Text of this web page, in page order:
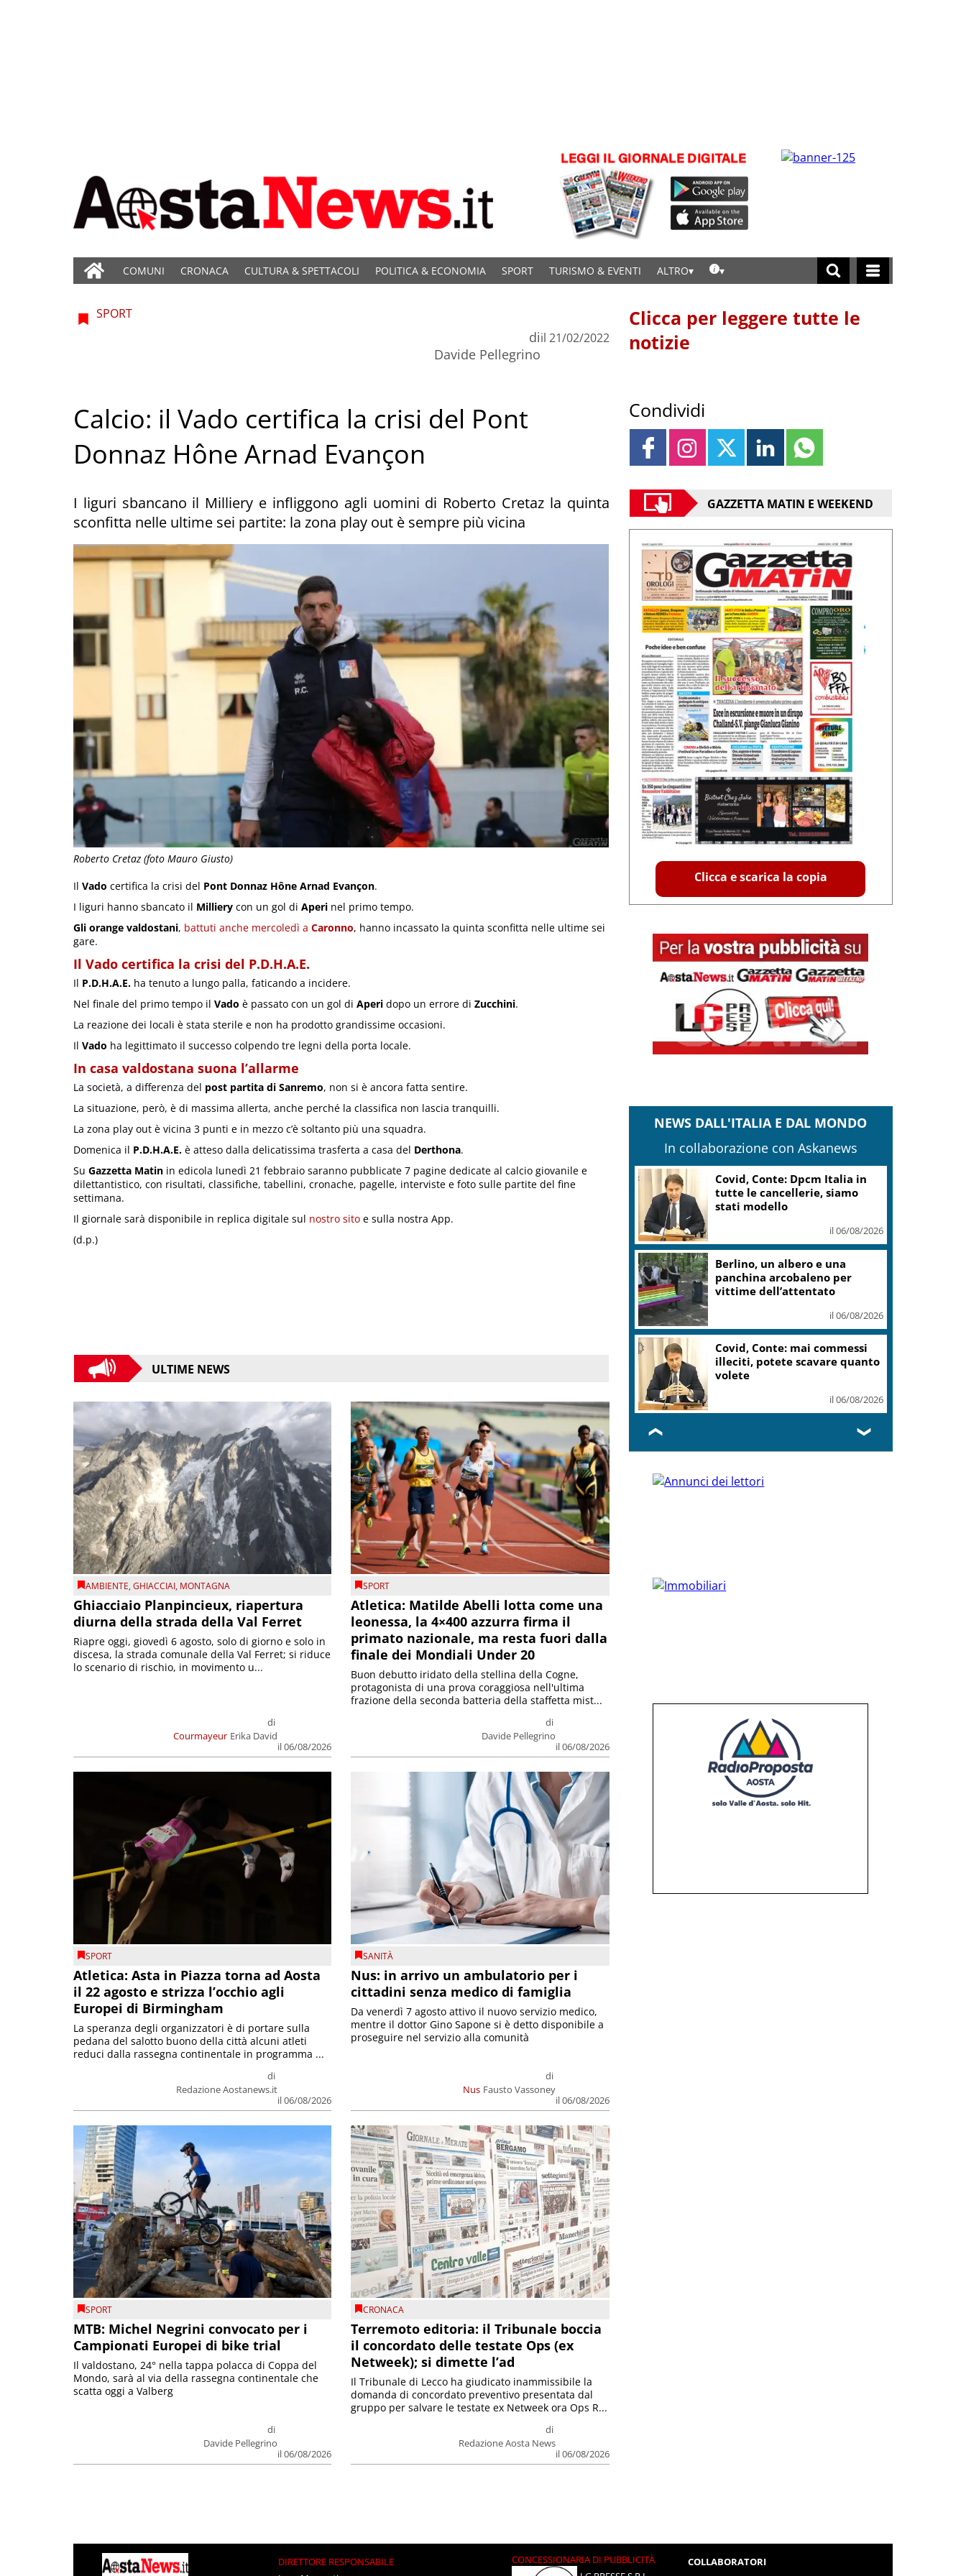
COMUNI CRONACA CULTURA & SPETTACOLI POLITICA & ECONOMIA SPORT TURISMO & EVENTI ALTRO
Roberto Cretaz (foto Mauro Giusto)
SPORT
di
Davide Pellegrino
il 21/02/2022
Calcio: il Vado certifica la crisi del Pont
Donnaz Hône Arnad Evançon
I liguri sbancano il Milliery e infliggono agli uomini di Roberto Cretaz la quinta
sconfitta nelle ultime sei partite: la zona play out è sempre più vicina
Il Vado certifica la crisi del Pont Donnaz Hône Arnad Evançon.
I liguri hanno sbancato il Milliery con un gol di Aperi nel primo tempo.
Gli orange valdostani, battuti anche mercoledì a Caronno, hanno incassato la quinta sconfitta nelle ultime sei
gare.
Il Vado certifica la crisi del P.D.H.A.E.
Il P.D.H.A.E. ha tenuto a lungo palla, faticando a incidere.
Nel finale del primo tempo il Vado è passato con un gol di Aperi dopo un errore di Zucchini.
La reazione dei locali è stata sterile e non ha prodotto grandissime occasioni.
Il Vado ha legittimato il successo colpendo tre legni della porta locale.
In casa valdostana suona l’allarme
La società, a differenza del post partita di Sanremo, non si è ancora fatta sentire.
La situazione, però, è di massima allerta, anche perché la classifica non lascia tranquilli.
La zona play out è vicina 3 punti e in mezzo c’è soltanto più una squadra.
Domenica il P.D.H.A.E. è atteso dalla delicatissima trasferta a casa del Derthona.
Su Gazzetta Matin in edicola lunedì 21 febbraio saranno pubblicate 7 pagine dedicate al calcio giovanile e
dilettantistico, con risultati, classifiche, tabellini, cronache, pagelle, interviste e foto sulle partite del fine
settimana.
Il giornale sarà disponibile in replica digitale sul nostro sito e sulla nostra App.
(d.p.)
ULTIME NEWS
AMBIENTE,GHIACCIAI, MONTAGNA
Ghiacciaio Planpincieux, riapertura
diurna della strada della Val Ferret
Courmayeur
di
Erika David
il 06/08/2026
Riapre oggi, giovedì 6 agosto, solo di giorno e solo in
discesa, la strada comunale della Val Ferret; si riduce
lo scenario di rischio, in movimento u...
SPORT
Atletica: Matilde Abelli lotta come una
leonessa, la 4×400 azzurra firma il
primato nazionale, ma resta fuori dalla
finale dei Mondiali Under 20
di
Davide Pellegrino
il 06/08/2026
Buon debutto iridato della stellina della Cogne,
protagonista di una prova coraggiosa nell'ultima
frazione della seconda batteria della staffetta mist...
SPORT
Atletica: Asta in Piazza torna ad Aosta
il 22 agosto e strizza l’occhio agli
Europei di Birmingham
di
Redazione Aostanews.it
il 06/08/2026
La speranza degli organizzatori è di portare sulla
pedana del salotto buono della città alcuni atleti
reduci dalla rassegna continentale in programma ...
SANITÀ
Nus: in arrivo un ambulatorio per i
cittadini senza medico di famiglia
Nus
di
Fausto Vassoney
il 06/08/2026
Da venerdì 7 agosto attivo il nuovo servizio medico,
mentre il dottor Gino Sapone si è detto disponibile a
proseguire nel servizio alla comunità
SPORT
MTB: Michel Negrini convocato per i
Campionati Europei di bike trial
di
Davide Pellegrino
il 06/08/2026
Il valdostano, 24° nella tappa polacca di Coppa del
Mondo, sarà al via della rassegna continentale che
scatta oggi a Valberg
CRONACA
Terremoto editoria: il Tribunale boccia
il concordato delle testate Ops (ex
Netweek); si dimette l’ad
di
Redazione Aosta News
il 06/08/2026
Il Tribunale di Lecco ha giudicato inammissibile la
domanda di concordato preventivo presentata dal
gruppo per salvare le testate ex Netweek ora Ops R...
Clicca per leggere tutte le
notizie
Condividi
GAZZETTA MATIN E WEEKEND
Clicca e scarica la copia
NEWS DALL'ITALIA E DAL MONDO
In collaborazione con Askanews
Covid, Conte: Dpcm Italia in
tutte le cancellerie, siamo
stati modello
il 06/08/2026
Berlino, un albero e una
panchina arcobaleno per
vittime dell’attentato
il 06/08/2026
Covid, Conte: mai commessi
illeciti, potete scavare quanto
volete
il 06/08/2026
❮ ❯
DIRETTORE RESPONSABILE
CONCESSIONARIA DI PUBBLICITÀ
COLLABORATORI